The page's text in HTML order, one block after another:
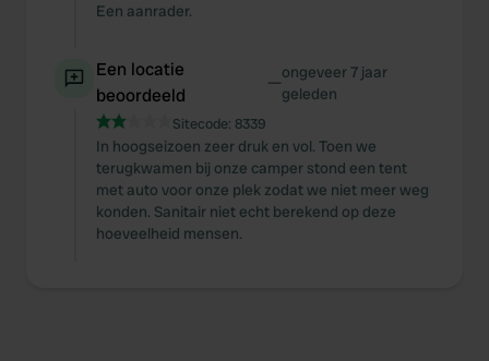
Een aanrader.
Een locatie
beoordeeld
—ongeveer 7 jaar
geleden
Sitecode: 8339
In hoogseizoen zeer druk en vol. Toen we
terugkwamen bij onze camper stond een tent
met auto voor onze plek zodat we niet meer weg
konden. Sanitair niet echt berekend op deze
hoeveelheid mensen.